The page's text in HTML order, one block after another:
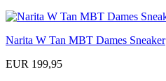
Narita W Tan MBT Dames Sneaker
EUR 199,95